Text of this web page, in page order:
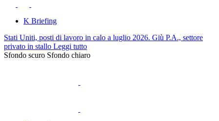
K Briefing
Stati Uniti, posti di lavoro in calo a luglio 2026. Giù P.A., settore
privato in stallo Leggi tutto
Sfondo scuro Sfondo chiaro